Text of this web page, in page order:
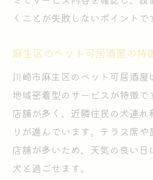
くことが失敗しないポイントで
麻生区のペット可居酒屋の特
川崎市麻生区のペット可居酒
地域密着型のサービスが特徴で
店舗が多く、近隣住民の犬連れ
りが進んでいます。テラス席
店舗が多いため、天気の良い
犬と過ごせます。